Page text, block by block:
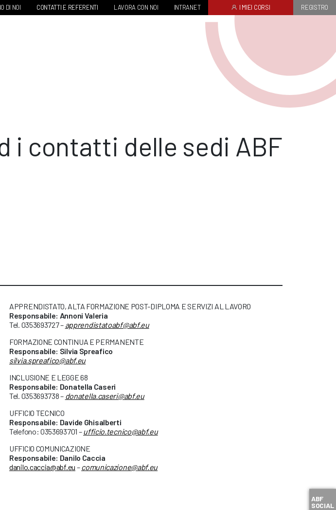
DI NOI CONTATTI E REFERENTI LAVORA CON NOI INTRANET I MIEI CORSI REGISTRO
i contatti delle sedi ABF
APPRENDISTATO, ALTA FORMAZIONE POST-DIPLOMA E SERVIZI AL LAVORO
Responsabile: Annoni Valeria
Tel. 0353693727 – apprendistatoabf@abf.eu
FORMAZIONE CONTINUA E PERMANENTE
Responsabile: Silvia Spreafico
silvia.spreafico@abf.eu
INCLUSIONE E LEGGE 68
Responsabile: Donatella Caseri
Tel. 0353693738 – donatella.caseri@abf.eu
UFFICIO TECNICO
Responsabile: Davide Ghisalberti
Telefono: 0353693701 –ufficio.tecnico@abf.eu
UFFICIO COMUNICAZIONE
Responsabile: Danilo Caccia
danilo.caccia@abf.eu –comunicazione@abf.eu
ABF
SOCIAL